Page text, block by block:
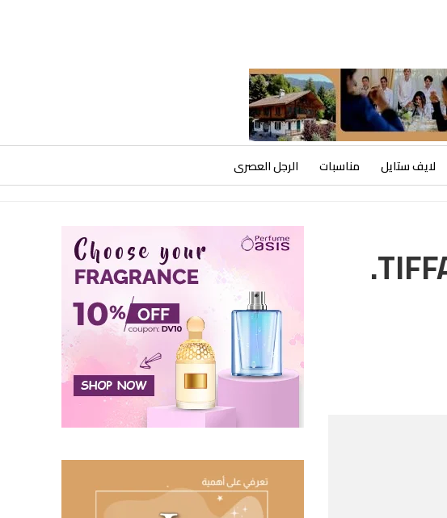
لايف ستايل مناسبات الرجل العصرى
آنيا تايلور-جوي تتألّق بمجوهراتTIFFANY & CO.